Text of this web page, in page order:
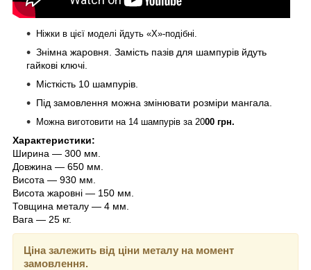
Ніжки в цієї моделі йдуть «Х»-подібні.
Знімна жаровня. Замість пазів для шампурів йдуть
гайкові ключі.
Місткість 10 шампурів.
Під замовлення можна змінювати розміри мангала.
Можна виготовити на 14 шампурів за 2000 грн.
Характеристики:
Ширина — 300 мм.
Довжина — 650 мм.
Висота — 930 мм.
Висота жаровні — 150 мм.
Товщина металу — 4 мм.
Вага — 25 кг.
Ціна залежить від ціни металу на момент
замовлення.